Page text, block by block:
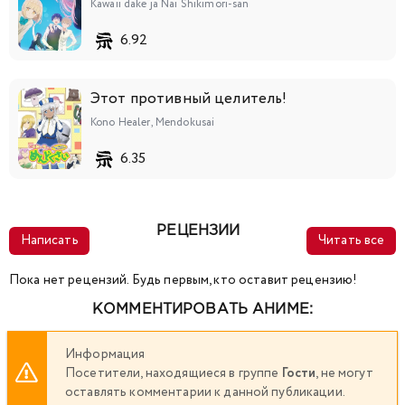
Kawaii dake ja Nai Shikimori-san
6.92
Этот противный целитель!
Kono Healer, Mendokusai
6.35
Написать
РЕЦЕНЗИИ
Читать все
Пока нет рецензий. Будь первым, кто оставит рецензию!
КОММЕНТИРОВАТЬ АНИМЕ:
Информация
Посетители, находящиеся в группе Гости, не могут
оставлять комментарии к данной публикации.